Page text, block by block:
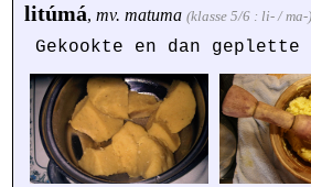
litúmá, mv. matuma (klasse 5/6 : li- / ma-)
Gekookte en dan geplette